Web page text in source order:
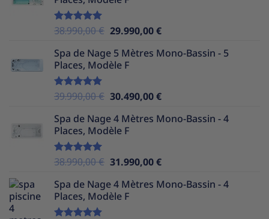
Note5.00
38.990,00€ Le
initial
était :
29.990,00€Le
actuel
Spa de Nage 5 Mètres Mono-Bassin - 5
Places, Modèle F
Note5.00
39.990,00€ Le
initial
était :
30.490,00€Le
actuel
Spa de Nage 4 Mètres Mono-Bassin - 4
Places, Modèle F
Note5.00
38.990,00€ Le
initial
était :
31.990,00€Le
actuel
Spa de Nage 4 Mètres Mono-Bassin - 4
Places, Modèle F